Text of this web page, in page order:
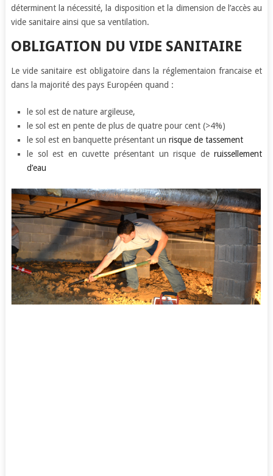
déterminent la nécessité, la disposition et la dimension de l’accès au
vide sanitaire ainsi que sa ventilation.
OBLIGATION DU VIDE SANITAIRE
Le vide sanitaire est obligatoire dans la réglementaion francaise et
dans la majorité des pays Européen quand :
le sol est de nature argileuse,
le sol est en pente de plus de quatre pour cent (>4%)
le sol est en banquette présentant unrisque de tassement
le sol est en cuvette présentant un risque deruissellement
d’eau